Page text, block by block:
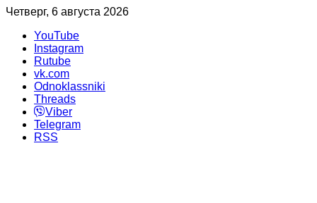
Четверг, 6 августа 2026
YouTube
Instagram
Rutube
vk.com
Odnoklassniki
Threads
Viber
Telegram
RSS